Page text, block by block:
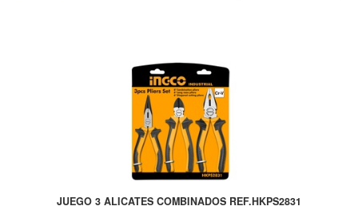
JUEGO 3 ALICATES COMBINADOS REF.HKPS2831